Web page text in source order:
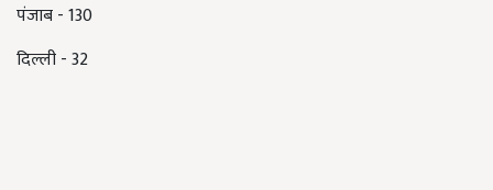
पंजाब - 130
दिल्ली - 32